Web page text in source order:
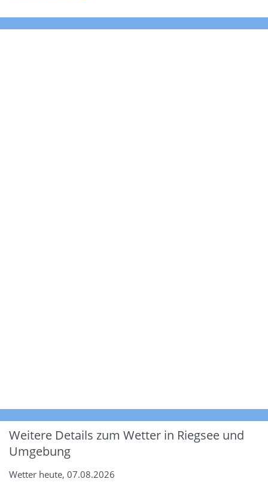
Weitere Details zum Wetter in Riegsee und
Umgebung
Wetter heute, 07.08.2026